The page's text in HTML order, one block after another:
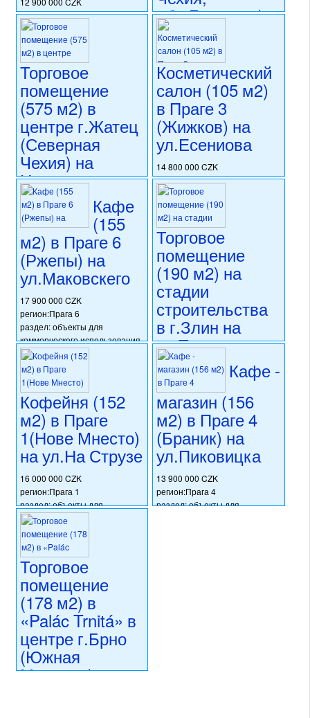
регион:Прага 5
раздел: объекты для
коммерческого использования
состояние: новостройка
номер объекта:20556
обл.Бенешов)
13 450 000 CZK
регион:Центральная Чехия
раздел: объекты для
коммерческого использования
состояние: после
реконструкции
номер объекта:20526
Торговое
помещение
(575 м2) в
центре г.Жатец
(Северная
Чехия) на
Намнести
Свободы
14 000 000 CZK
регион:Северная Чехия
раздел: объекты для
коммерческого использования
состояние: после
реконструкции
номер объекта:
Косметический
салон (105 м2)
в Праге 3
(Жижков) на
ул.Есениова
14 800 000 CZK
регион:Прага 3
раздел: объекты для
коммерческого использования
состояние: после
реконструкции
номер объекта:19980
Кафе
(155
м2) в Праге 6
(Ржепы) на
ул.Маковскего
17 900 000 CZK
регион:Прага 6
раздел: объекты для
коммерческого использования
состояние: стандарт
номер объекта:
Торговое
помещение
(190 м2) на
стадии
строительства
в г.Злин на
ул.Тржида
Томаше Бати
(Южная
Моравия)
13 114 000 CZK
регион:Южная Моравия
раздел: объекты для
коммерческого использования
состояние: новостройка
номер объекта:
Кофейня (152
м2) в Праге
1(Нове Мнесто)
на ул.На Струзе
16 000 000 CZK
регион:Прага 1
раздел: объекты для
коммерческого использования
состояние: после
реконструкции
номер объекта:20422
Кафе -
магазин (156
м2) в Праге 4
(Браник) на
ул.Пиковицка
13 900 000 CZK
регион:Прага 4
раздел: объекты для
Торговое
помещение
(178 м2) в
«Palác Trnitá» в
центре г.Брно
(Южная
Моравия)